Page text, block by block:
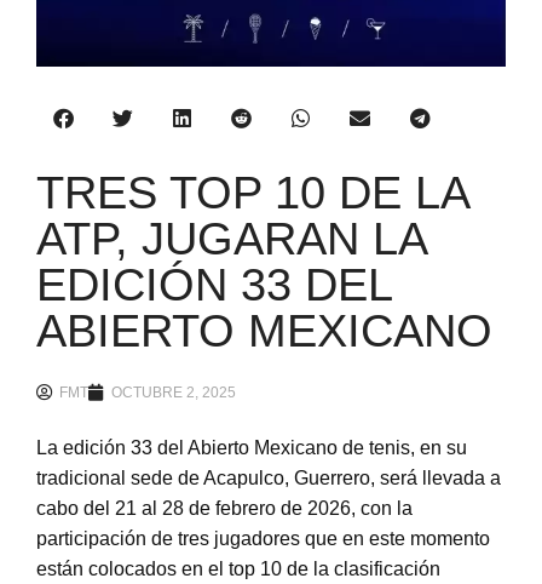
TRES TOP 10 DE LA
ATP, JUGARAN LA
EDICIÓN 33 DEL
ABIERTO MEXICANO
FMT OCTUBRE 2, 2025
La edición 33 del Abierto Mexicano de tenis, en su
tradicional sede de Acapulco, Guerrero, será llevada a
cabo del 21 al 28 de febrero de 2026, con la
participación de tres jugadores que en este momento
están colocados en el top 10 de la clasificación